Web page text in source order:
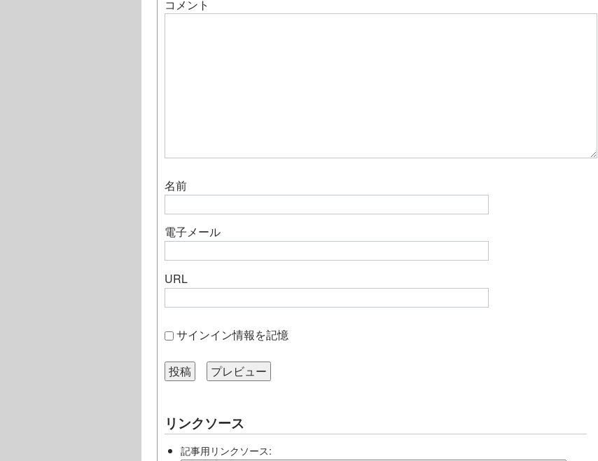
コメント
名前
電子メール
URL
サインイン情報を記憶
リンクソース
記事用リンクソース: